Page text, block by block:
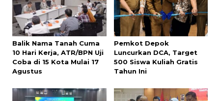
Balik Nama Tanah Cuma
10 Hari Kerja, ATR/BPN Uji
Coba di 15 Kota Mulai 17
Agustus
Pemkot Depok
Luncurkan DCA, Target
500 Siswa Kuliah Gratis
Tahun Ini